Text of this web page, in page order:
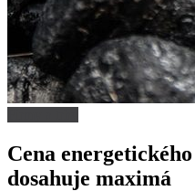
Cena
dosahuje maximá